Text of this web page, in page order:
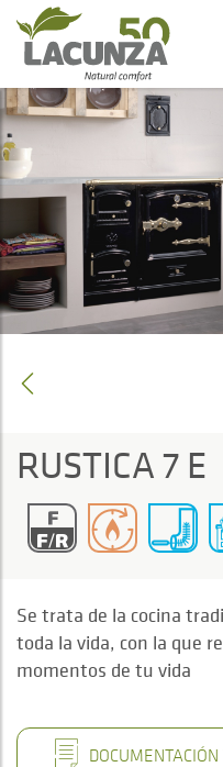
RUSTICA 7 E
Se trata de la cocina
toda la vida, con la que
momentos de tu vida